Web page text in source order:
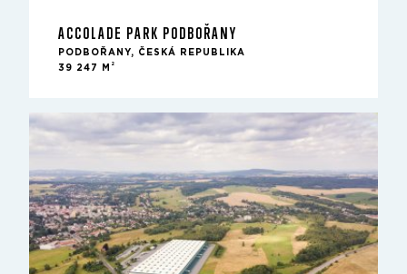
ACCOLADE PARK PODBOŘANY
PODBOŘANY, ČESKÁ REPUBLIKA
39 247 M
2